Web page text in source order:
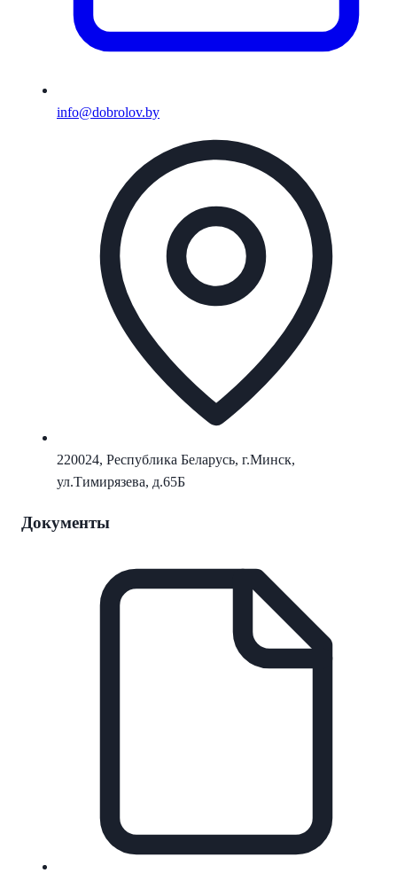
info@dobrolov.by
220024, Республика Беларусь, г.Минск,
ул.Тимирязева, д.65Б
Документы